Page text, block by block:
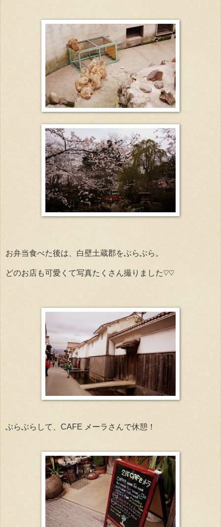
お弁当食べた後は、白壁土蔵郡をぶらぶら。
どのお店も可愛くて写真たくさん撮りました♡♡
ぶらぶらして、CAFE メーラさんで休憩！